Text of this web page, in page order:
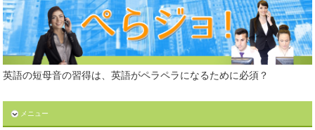
英語の短母音の習得は、英語がペラペラになるために必須？
メニュー